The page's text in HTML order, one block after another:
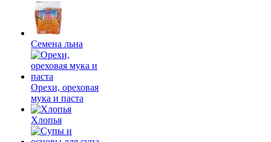
Семена льна
Орехи, ореховая
мука и паста
Хлопья